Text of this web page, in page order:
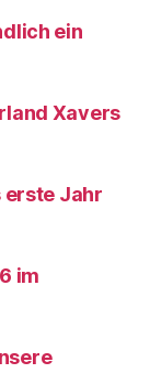
ein
Xavers
erste Jahr
im